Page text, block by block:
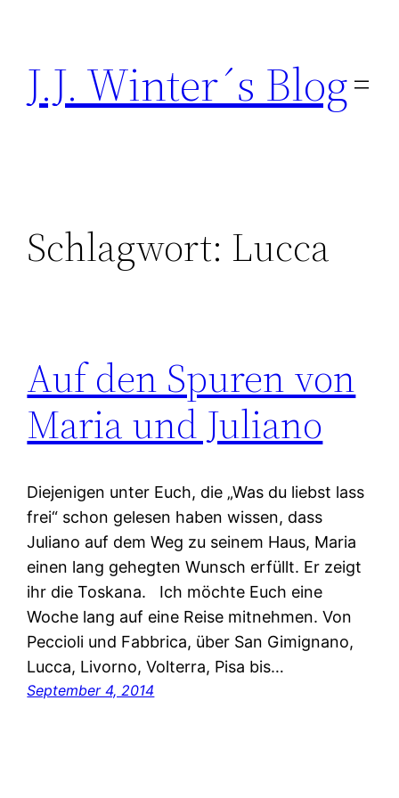
Inhalt
wechseln
J.J. Winter´s Blog
Schlagwort: Lucca
Auf den Spuren von
Maria und Juliano
Diejenigen unter Euch, die „Was du liebst lass
frei“ schon gelesen haben wissen, dass
Juliano auf dem Weg zu seinem Haus, Maria
einen lang gehegten Wunsch erfüllt. Er zeigt
ihr die Toskana. Ich möchte Euch eine
Woche lang auf eine Reise mitnehmen. Von
Peccioli und Fabbrica, über San Gimignano,
Lucca, Livorno, Volterra, Pisa bis…
September 4, 2014